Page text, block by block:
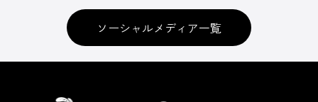
ソーシャルメディア一覧